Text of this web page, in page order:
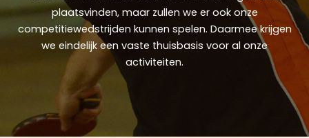
plaatsvinden, maar zullen we er ook onze
competitiewedstrijden kunnen spelen. Daarmee krijgen
we eindelijk een vaste thuisbasis voor al onze
activiteiten.